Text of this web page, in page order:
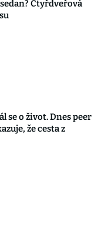
Čtyřdveřová
se o život. Dnes peer
že cesta z